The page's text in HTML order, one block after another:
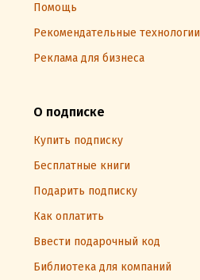
Помощь
Рекомендательные технологии
Реклама для бизнеса
О подписке
Купить подписку
Бесплатные книги
Подарить подписку
Как оплатить
Ввести подарочный код
Библиотека для компаний